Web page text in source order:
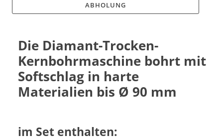
ABHOLUNG
Die Diamant-Trocken-
Kernbohrmaschine bohrt mit
Softschlag in harte
Materialien bis Ø 90 mm
im Set enthalten: